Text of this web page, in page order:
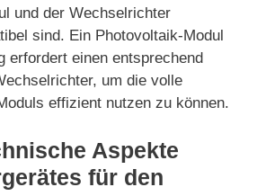
und der Wechselrichter
sind. Ein Photovoltaik-Modul
erfordert einen entsprechend
um die volle
effizient nutzen zu können.
Aspekte
für den